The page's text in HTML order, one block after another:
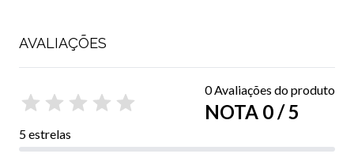
AVALIAÇÕES
0 Avaliações do produto
NOTA 0 / 5
5 estrelas